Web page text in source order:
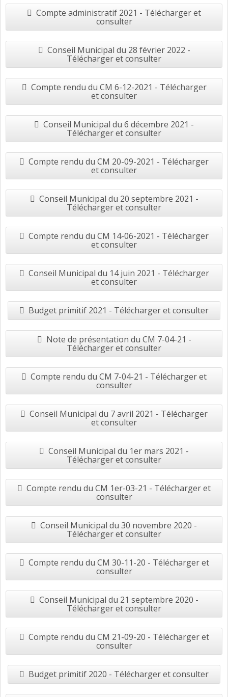
Compte administratif 2021 - Télécharger et
consulter
Conseil Municipal du 28 février 2022 -
Télécharger et consulter
Compte rendu du CM 6-12-2021 - Télécharger
et consulter
Conseil Municipal du 6 décembre 2021 -
Télécharger et consulter
Compte rendu du CM 20-09-2021 - Télécharger
et consulter
Conseil Municipal du 20 septembre 2021 -
Télécharger et consulter
Compte rendu du CM 14-06-2021 - Télécharger
et consulter
Conseil Municipal du 14 juin 2021 - Télécharger
et consulter
Budget primitif 2021 - Télécharger et consulter
Note de présentation du CM 7-04-21 -
Télécharger et consulter
Compte rendu du CM 7-04-21 - Télécharger et
consulter
Conseil Municipal du 7 avril 2021 - Télécharger
et consulter
Conseil Municipal du 1er mars 2021 -
Télécharger et consulter
Compte rendu du CM 1er-03-21 - Télécharger et
consulter
Conseil Municipal du 30 novembre 2020 -
Télécharger et consulter
Compte rendu du CM 30-11-20 - Télécharger et
consulter
Conseil Municipal du 21 septembre 2020 -
Télécharger et consulter
Compte rendu du CM 21-09-20 - Télécharger et
consulter
Budget primitif 2020 - Télécharger et consulter